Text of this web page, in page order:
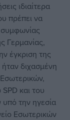
ιδιαίτερα
πρέπει να
Γερμανίας,
έγκριση της
διχασμένη
και του
την ηγεσία
Εσωτερικών